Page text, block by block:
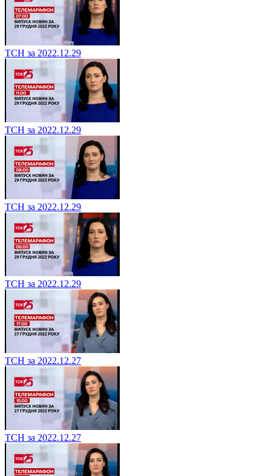
ТСН за 2022.12.29
ТСН за 2022.12.29
ТСН за 2022.12.29
ТСН за 2022.12.29
ТСН за 2022.12.27
ТСН за 2022.12.27